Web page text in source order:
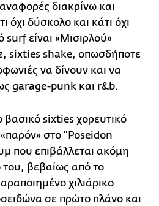
διακρίνω και
όχι δύσκολο και κάτι όχι
είναι «Μισιρλού»
sixties shake, οπωσδήποτε
να δίνουν και να
garage-punk και r&b.
βασικό sixties χορευτικό
στο "Poseidon
που επιβάλλεται ακόμη
βεβαίως από το
χιλιάρικο
σε πρώτο πλάνο και